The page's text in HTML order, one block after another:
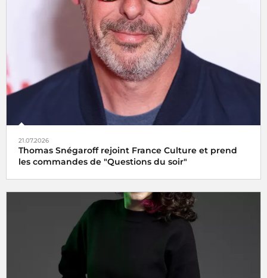
21.07.2026
Thomas Snégaroff rejoint France Culture et prend
les commandes de "Questions du soir"